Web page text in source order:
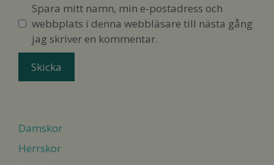
Spara mitt namn, min e-postadress och
webbplats i denna webbläsare till nästa gång
jag skriver en kommentar.
Damskor
Herrskor